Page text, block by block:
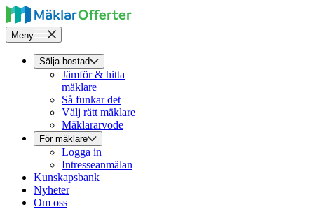
Meny
Sälja bostad
Jämför & hitta
mäklare
Så funkar det
Välj rätt mäklare
Mäklararvode
För mäklare
Logga in
Intresseanmälan
Kunskapsbank
Nyheter
Om oss